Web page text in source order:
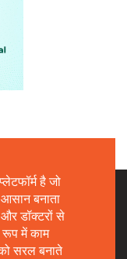
है जो
बनाता
डॉक्टरों से
रूप में काम
सरल बनाते